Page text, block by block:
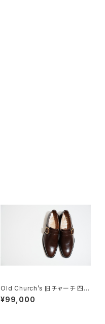
Old Church’s 旧チャーチ 四都
市 ASTON シングルモンク 85
F
¥99,000